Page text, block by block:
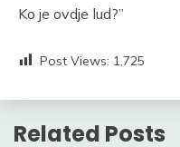
Ko je ovdje lud?”
Post Views: 1,725
Related Posts